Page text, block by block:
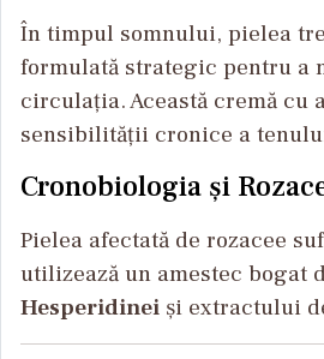
În timpul somnului, pielea
formulată strategic pentru a
circulația. Această cremă
sensibilității cronice a
Cronobiologia și
Pielea afectată de rozacee
utilizează un amestec bogat
Hesperidinei și extractului